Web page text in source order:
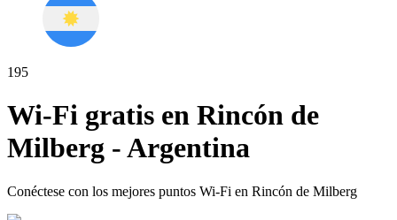
195
Wi-Fi gratis en Rincón de
Milberg -Argentina
Conéctese con los mejores puntos Wi-Fi en Rincón de Milberg